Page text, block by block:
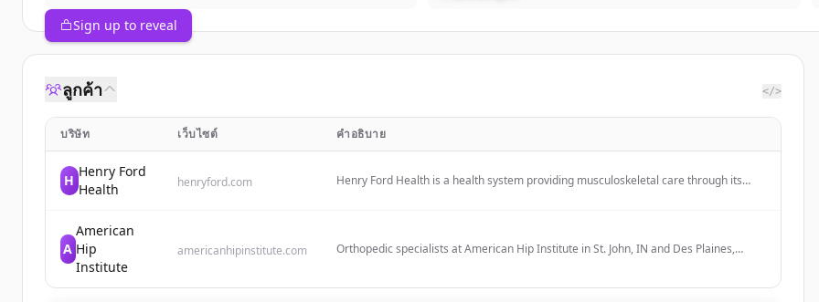
Sign up to reveal
ลูกค้า </>
บริษัท เว็บไซต์ คำอธิบาย
H
Henry Ford
Health
henryford.com
Henry Ford Health is a health system providing musculoskeletal care through its
A
American
Hip
Institute
americanhipinstitute.com
Orthopedic specialists at American Hip Institute in St. John, IN and Des Plaines,